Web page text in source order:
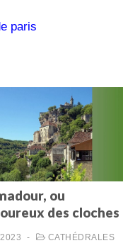
paris
ou
des cloches
- CATHÉDRALES